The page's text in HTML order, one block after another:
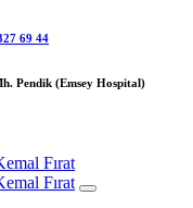
69 44
Pendik (Emsey Hospital)